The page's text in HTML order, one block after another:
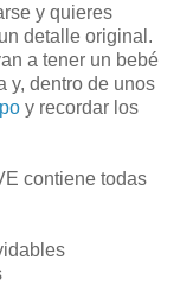
y quieres
detalle original.
a tener un bebé
y, dentro de unos
y recordar los
contiene todas